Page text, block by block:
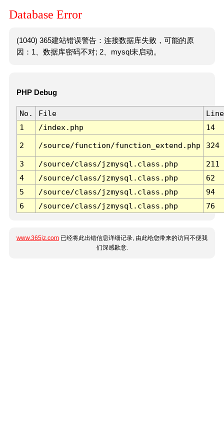
Database Error
(1040) 365建站错误警告：连接数据库失败，可能的原
因：1、数据库密码不对; 2、mysql未启动。
PHP Debug
No. File
Line
1
/index.php 14
2 /source/function/function_extend.php 324
3 /source/class/jzmysql.class.php
211
4
/source/class/jzmysql.class.php
62
5
/source/class/jzmysql.class.php
94
6
/source/class/jzmysql.class.php 76
www.365jz.com 已经将此出错信息详细记录, 由此给您带来的访问不便我
们深感歉意.